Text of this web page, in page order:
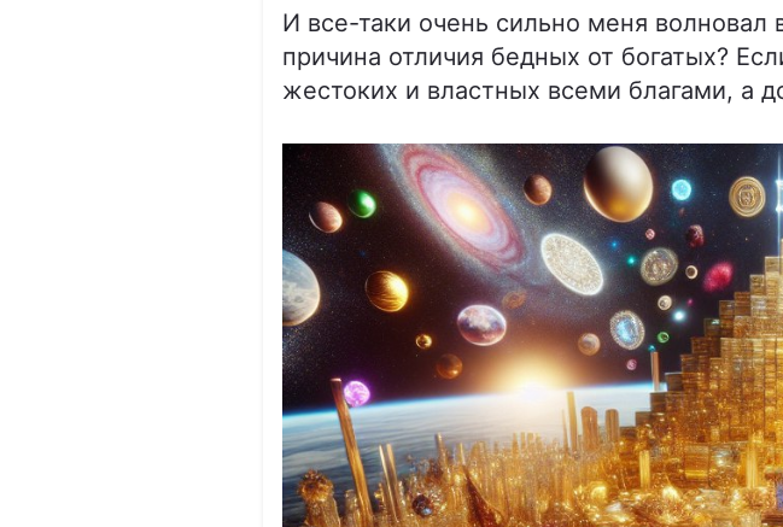
И все-таки очень сильно меня волновал
причина отличия бедных от богатых?
жестоких и властных всеми благами, а